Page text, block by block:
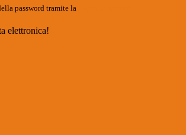
password tramite la
elettronica!